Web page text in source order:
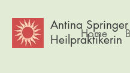
Antina Springer
Heilpraktikerin
Home